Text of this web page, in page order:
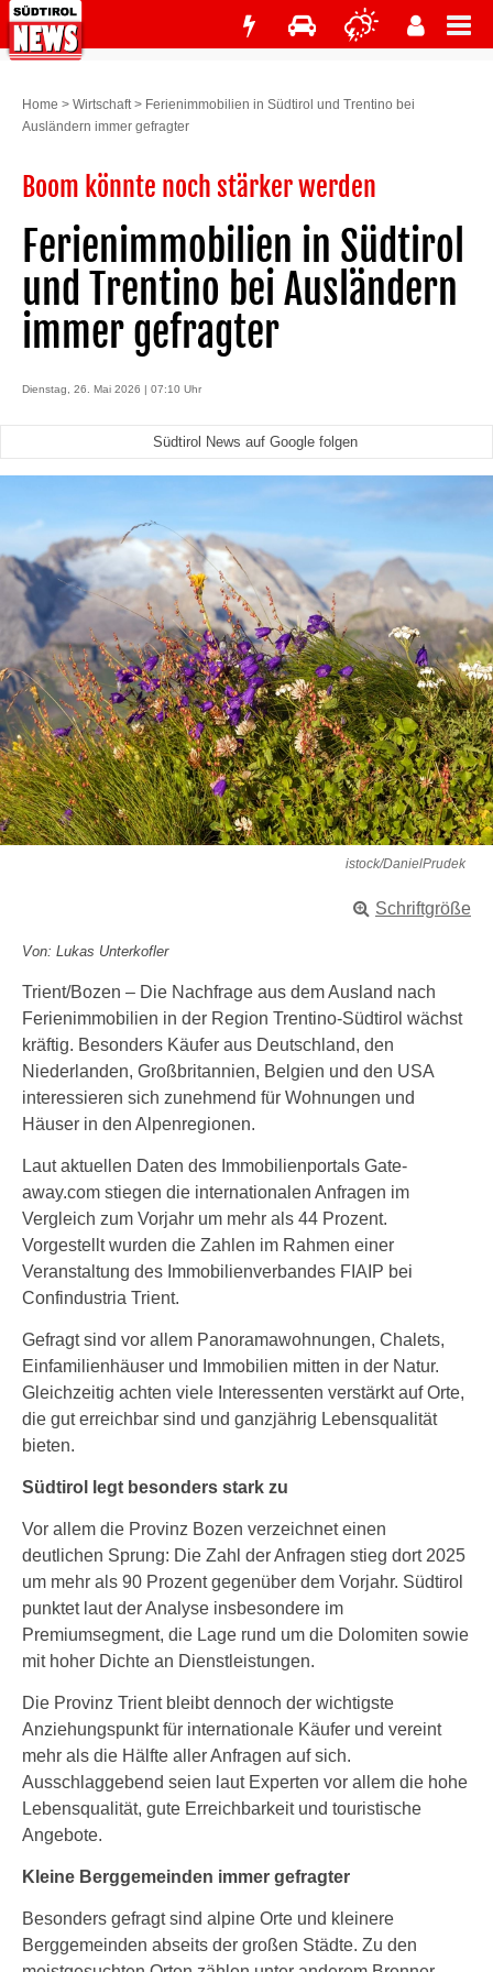
Home > Wirtschaft> Ferienimmobilien in Südtirol und Trentino bei
Ausländern immer gefragter
Boom könnte noch stärker werden
Ferienimmobilien in Südtirol
und Trentino bei Ausländern
immer gefragter
Dienstag, 26. Mai 2026 | 07:10 Uhr
Südtirol News auf Google folgen
istock/DanielPrudek
Schriftgröße
Von: Lukas Unterkofler
Trient/Bozen – Die Nachfrage aus dem Ausland nach
Ferienimmobilien in der Region Trentino-Südtirol wächst
kräftig. Besonders Käufer aus Deutschland, den
Niederlanden, Großbritannien, Belgien und den USA
interessieren sich zunehmend für Wohnungen und
Häuser in den Alpenregionen.
Laut aktuellen Daten des Immobilienportals Gate-
away.com stiegen die internationalen Anfragen im
Vergleich zum Vorjahr um mehr als 44 Prozent.
Vorgestellt wurden die Zahlen im Rahmen einer
Veranstaltung des Immobilienverbandes FIAIP bei
Confindustria Trient.
Gefragt sind vor allem Panoramawohnungen, Chalets,
Einfamilienhäuser und Immobilien mitten in der Natur.
Gleichzeitig achten viele Interessenten verstärkt auf Orte,
die gut erreichbar sind und ganzjährig Lebensqualität
bieten.
Südtirol legt besonders stark zu
Vor allem die Provinz Bozen verzeichnet einen
deutlichen Sprung: Die Zahl der Anfragen stieg dort 2025
um mehr als 90 Prozent gegenüber dem Vorjahr. Südtirol
punktet laut der Analyse insbesondere im
Premiumsegment, die Lage rund um die Dolomiten sowie
mit hoher Dichte an Dienstleistungen.
Die Provinz Trient bleibt dennoch der wichtigste
Anziehungspunkt für internationale Käufer und vereint
mehr als die Hälfte aller Anfragen auf sich.
Ausschlaggebend seien laut Experten vor allem die hohe
Lebensqualität, gute Erreichbarkeit und touristische
Angebote.
Kleine Berggemeinden immer gefragter
Besonders gefragt sind alpine Orte und kleinere
Berggemeinden abseits der großen Städte. Zu den